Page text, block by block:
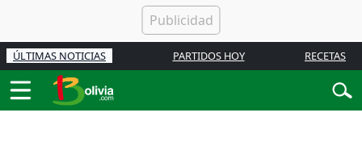
ÚLTIMAS NOTICIAS PARTIDOS HOY RECETAS